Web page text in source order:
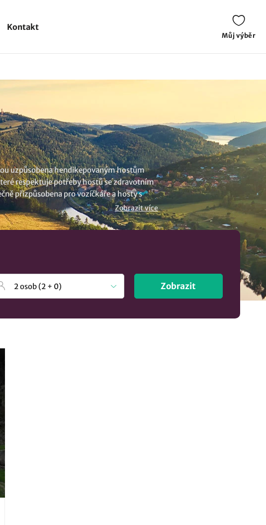
Kontakt
Můj výběr
uzpůsobena hendikepovaným hostům
respektuje potřeby hostů se zdravotním
přizpůsobena pro vozíčkáře a hosty s
ucelený výběr
ubytování v lokalitěZobrazit více
Zobrazit